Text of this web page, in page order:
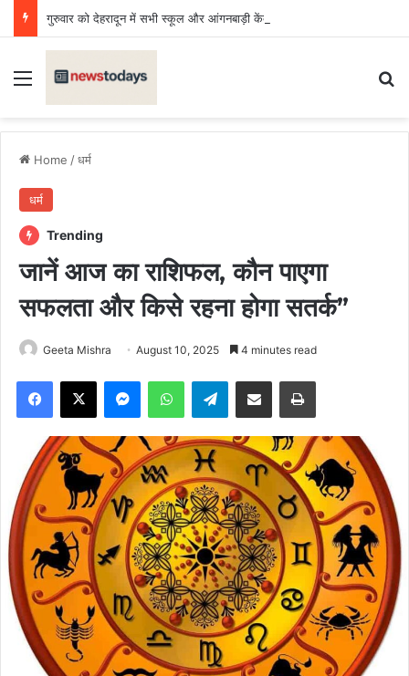
गुरुवार को देहरादून में सभी स्कूल और आंगनबाड़ी केंद्र बंद
Menu
Home /धर्म
धर्म
Trending
जानें आज का राशिफल, कौन पाएगा
सफलता और किसे रहना होगा सतर्क”
Geeta Mishra August 10, 2025 4 minutes read
Facebook
X MessengerWhatsAppTelegramShare via Email Print